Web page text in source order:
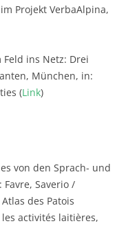
Projekt VerbaAlpina,
Feld ins Netz: Drei
München, in:
(Link)
von den Sprach- und
Saverio /
des Patois
les activités laitières,